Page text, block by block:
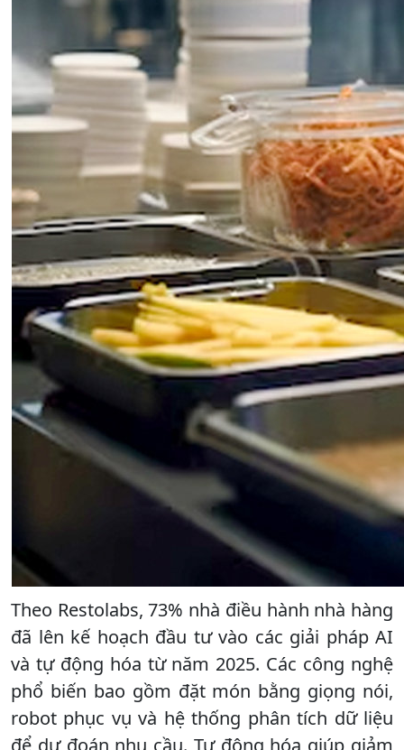
Theo Restolabs, 73% nhà điều hành nhà hàng
đã lên kế hoạch đầu tư vào các giải pháp AI
và tự động hóa từ năm 2025. Các công nghệ
phổ biến bao gồm đặt món bằng giọng nói,
robot phục vụ và hệ thống phân tích dữ liệu
để dự đoán nhu cầu. Tự động hóa giúp giảm